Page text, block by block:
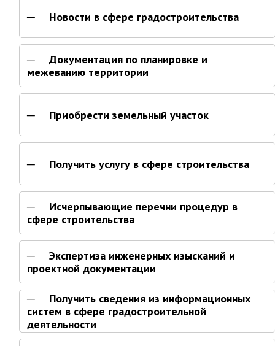
Отчёты главы
График приёма граждан
август 2026 г.
июнь 2026 г.
май 2026 г.
апрель 2026 г.
февраль 2026 г.
январь 2026 г.
декабрь 2025 г.
октябрь 2025 г.
сентябрь 2025 г.
август 2025 г.
июль 2025 г.
июнь 2025 г.
Новости в сфере градостроительства
Документация по планировке и
межеванию территории
Приобрести земельный участок
Получить услугу в сфере строительства
Исчерпывающие перечни процедур в
сфере строительства
Экспертиза инженерных изысканий и
проектной документации
Получить сведения из информационных
систем в сфере градостроительной
деятельности